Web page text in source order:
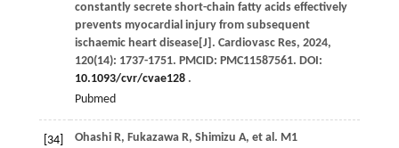
constantly secrete short-chain fatty acids effectively
prevents myocardial injury from subsequent
ischaemic heart disease[J]. Cardiovasc Res, 2024,
120(14): 1737-1751. PMCID: PMC11587561. DOI:
10.1093/cvr/cvae128.
Pubmed
[34] Ohashi R, Fukazawa R, Shimizu A, et al. M1